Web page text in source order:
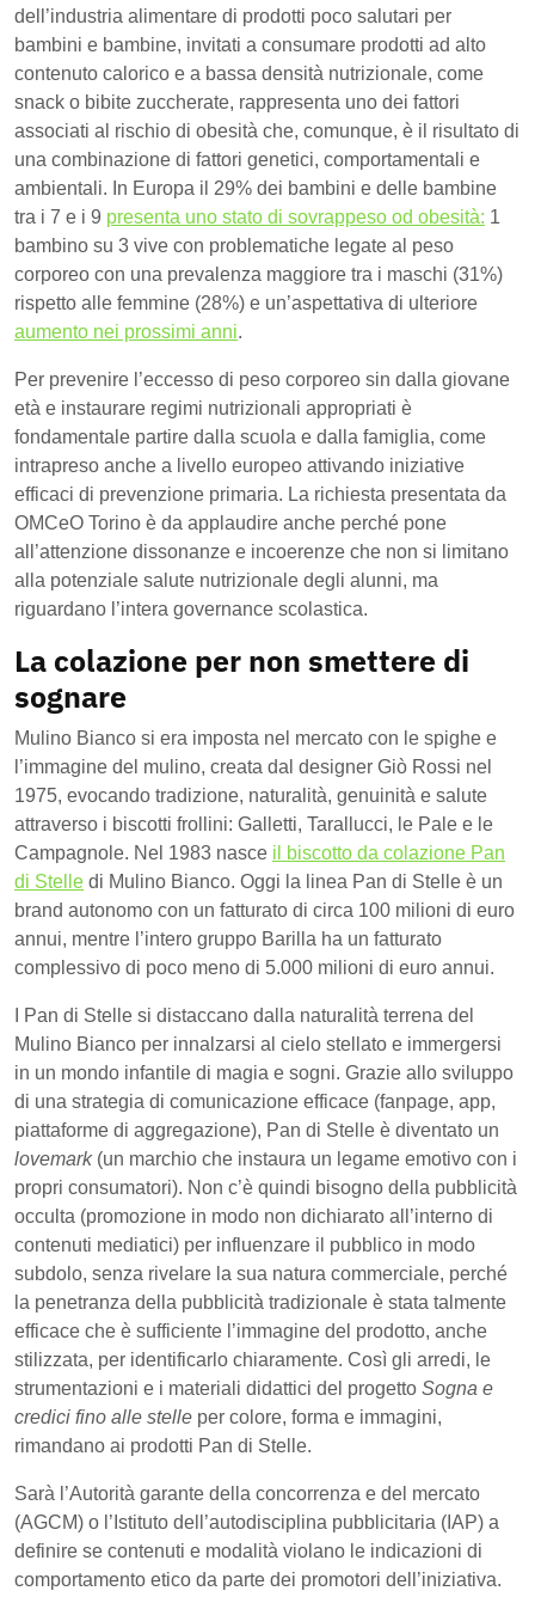
dell’industria alimentare di prodotti poco salutari per
bambini e bambine, invitati a consumare prodotti ad alto
contenuto calorico e a bassa densità nutrizionale, come
snack o bibite zuccherate, rappresenta uno dei fattori
associati al rischio di obesità che, comunque, è il risultato di
una combinazione di fattori genetici, comportamentali e
ambientali. In Europa il 29% dei bambini e delle bambine
tra i 7 e i 9 presenta uno stato di sovrappeso od obesità: 1
bambino su 3 vive con problematiche legate al peso
corporeo con una prevalenza maggiore tra i maschi (31%)
rispetto alle femmine (28%) e un’aspettativa di ulteriore
aumento nei prossimi anni.
Per prevenire l’eccesso di peso corporeo sin dalla giovane
età e instaurare regimi nutrizionali appropriati è
fondamentale partire dalla scuola e dalla famiglia, come
intrapreso anche a livello europeo attivando iniziative
efficaci di prevenzione primaria. La richiesta presentata da
OMCeO Torino è da applaudire anche perché pone
all’attenzione dissonanze e incoerenze che non si limitano
alla potenziale salute nutrizionale degli alunni, ma
riguardano l’intera governance scolastica.
La colazione per non smettere di
sognare
Mulino Bianco si era imposta nel mercato con le spighe e
l’immagine del mulino, creata dal designer Giò Rossi nel
1975, evocando tradizione, naturalità, genuinità e salute
attraverso i biscotti frollini: Galletti, Tarallucci, le Pale e le
Campagnole. Nel 1983 nasce il biscotto da colazione Pan
di Stelle di Mulino Bianco. Oggi la linea Pan di Stelle è un
brand autonomo con un fatturato di circa 100 milioni di euro
annui, mentre l’intero gruppo Barilla ha un fatturato
complessivo di poco meno di 5.000 milioni di euro annui.
I Pan di Stelle si distaccano dalla naturalità terrena del
Mulino Bianco per innalzarsi al cielo stellato e immergersi
in un mondo infantile di magia e sogni. Grazie allo sviluppo
di una strategia di comunicazione efficace (fanpage, app,
piattaforme di aggregazione), Pan di Stelle è diventato un
lovemark(un marchio che instaura un legame emotivo con i
propri consumatori). Non c’è quindi bisogno della pubblicità
occulta (promozione in modo non dichiarato all’interno di
contenuti mediatici) per influenzare il pubblico in modo
subdolo, senza rivelare la sua natura commerciale, perché
la penetranza della pubblicità tradizionale è stata talmente
efficace che è sufficiente l’immagine del prodotto, anche
stilizzata, per identificarlo chiaramente. Così gli arredi, le
strumentazioni e i materiali didattici del progetto Sogna e
credici fino alle stelle per colore, forma e immagini,
rimandano ai prodotti Pan di Stelle.
Sarà l’Autorità garante della concorrenza e del mercato
(AGCM) o l’Istituto dell’autodisciplina pubblicitaria (IAP) a
definire se contenuti e modalità violano le indicazioni di
comportamento etico da parte dei promotori dell’iniziativa.